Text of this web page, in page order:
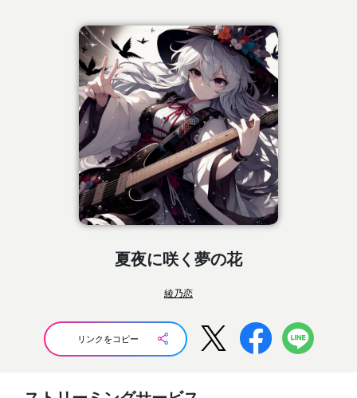
夏夜に咲く夢の花
綾乃恋
リンクをコピー